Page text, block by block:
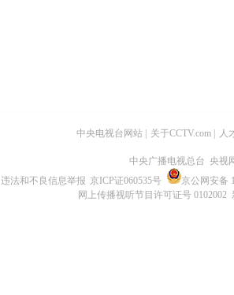
中央电视台网站 关于CCTV.com 人
中央广播电视总台 央视
违法和不良信息举报 京ICP证060535号
京公网安备
网上传播视听节目许可证号 0102002